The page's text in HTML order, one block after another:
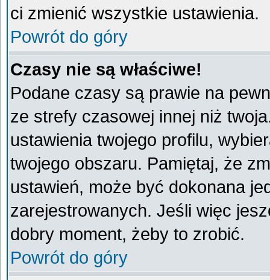
ci zmienić wszystkie ustawienia.
Powrót do góry
Czasy nie są właściwe!
Podane czasy są prawie na
ze strefy czasowej innej niż
ustawienia twojego profilu,
twojego obszaru. Pamiętaj, że
ustawień, może być dokonana
zarejestrowanych. Jeśli więc
dobry moment, żeby to zrobić.
Powrót do góry